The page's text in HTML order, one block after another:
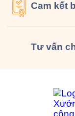
Cam kết
Tư vấn